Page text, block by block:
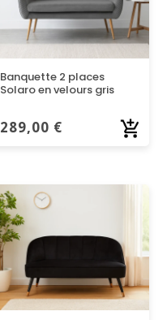
Banquette 2 places
Solaro en velours gris
289,00 €